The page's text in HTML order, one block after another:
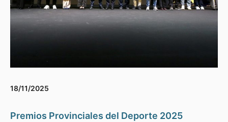
18/11/2025
Premios Provinciales del Deporte 2025